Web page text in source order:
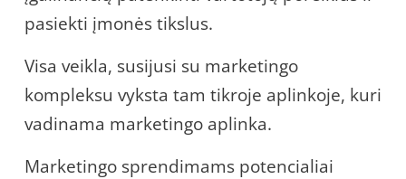
pasiekti įmonės tikslus.
Visa veikla, susijusi su marketingo
kompleksu vyksta tam tikroje aplinkoje, kuri
vadinama marketingo aplinka.
Marketingo sprendimams potencialiai